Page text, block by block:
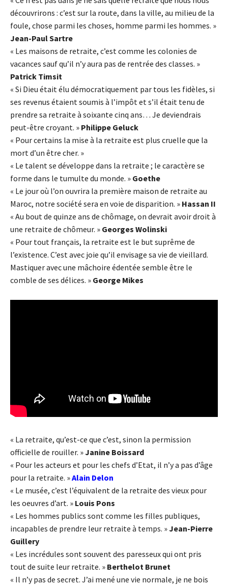
découvrirons : c’est sur la route, dans la ville, au milieu de la
foule, chose parmi les choses, homme parmi les hommes. »
Jean-Paul Sartre
« Les maisons de retraite, c’est comme les colonies de
vacances sauf qu’il n’y aura pas de rentrée des classes. »
Patrick Timsit
« Si Dieu était élu démocratiquement par tous les fidèles, si
ses revenus étaient soumis à l’impôt et s’il était tenu de
prendre sa retraite à soixante cinq ans… Je deviendrais
peut-être croyant. » Philippe Geluck
« Pour certains la mise à la retraite est plus cruelle que la
mort d’un être cher. »
« Le talent se développe dans la retraite ; le caractère se
forme dans le tumulte du monde. » Goethe
« Le jour où l’on ouvrira la première maison de retraite au
Maroc, notre société sera en voie de disparition. » Hassan II
« Au bout de quinze ans de chômage, on devrait avoir droit à
une retraite de chômeur. » Georges Wolinski
« Pour tout français, la retraite est le but suprême de
l’existence. C’est avec joie qu’il envisage sa vie de vieillard.
Mastiquer avec une mâchoire édentée semble être le
comble de ses délices. » George Mikes
« La retraite, qu’est-ce que c’est, sinon la permission
officielle de rouiller. »Janine Boissard
« Pour les acteurs et pour les chefs d’Etat, il n’y a pas d’âge
pour la retraite. »Alain Delon
« Le musée, c’est l’équivalent de la retraite des vieux pour
les oeuvres d’art. » Louis Pons
« Les hommes publics sont comme les filles publiques,
incapables de prendre leur retraite à temps. »Jean-Pierre
Guillery
« Les incrédules sont souvent des paresseux qui ont pris
tout de suite leur retraite. » Berthelot Brunet
« Il n’y pas de secret. J’ai mené une vie normale, je ne bois